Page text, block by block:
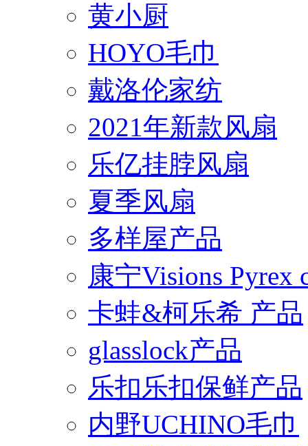
黄小厨
HOYO毛巾
戴洛伦家纺
2021年新款风扇
乐亿挂脖风扇
夏季风扇
多样屋产品
康宁Visions Pyrex
卡蛙&柯乐希 产品
glasslock产品
乐扣乐扣保鲜产品
内野UCHINO毛巾